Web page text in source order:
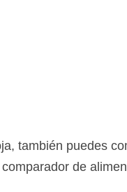
también puedes
de